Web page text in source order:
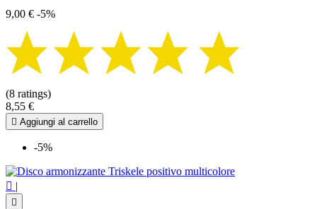
9,00 € -5%
(8 ratings)
8,55 €
 Aggiungi al carrello
-5%
 |
